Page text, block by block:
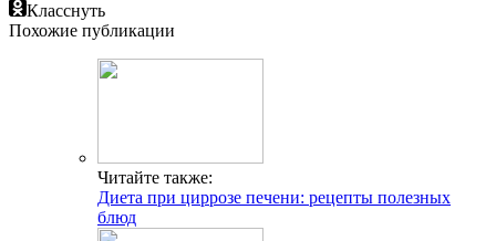
Класснуть
Похожие публикации
Читайте также:
Диета при циррозе печени: рецепты полезных
блюд